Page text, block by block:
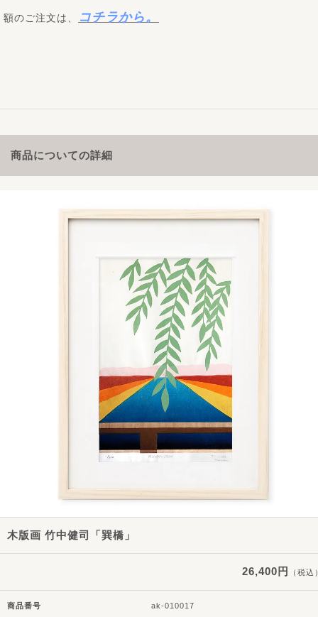
額のご注文は、 コチラから。
商品についての詳細
木版画 竹中健司「巽橋」
26,400円 （税込
商品番号 ak-010017